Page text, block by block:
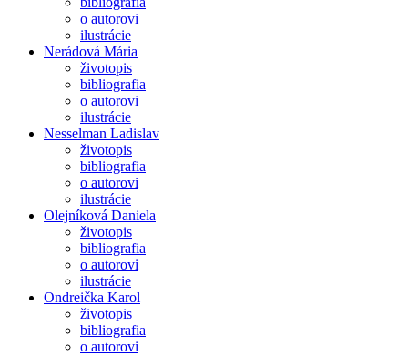
o autorovi
ilustrácie
Nerádová Mária
životopis
bibliografia
o autorovi
ilustrácie
Nesselman Ladislav
životopis
bibliografia
o autorovi
ilustrácie
Olejníková Daniela
životopis
bibliografia
o autorovi
ilustrácie
Ondreička Karol
životopis
bibliografia
o autorovi